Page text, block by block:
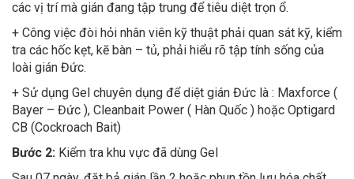
+ Công việc đòi hỏi nhân viên kỹ thuật phải quan sát kỹ, kiểm
tra các hốc kẹt, kẽ bàn – tủ, phải hiểu rõ tập tính sống của
loài gián Đức.
+ Sử dụng Gel chuyên dụng để diệt gián Đức là : Maxforce (
Bayer – Đức ), Cleanbait Power ( Hàn Quốc ) hoặc Optigard
CB (Cockroach Bait)
Bước 2: Kiểm tra khu vực đã dùng Gel
Sau 07 ngày, đặt bả gián lần 2 hoặc phun tồn lưu hóa chất